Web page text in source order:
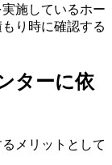
施しているホー
り時に確認する
ターに依
メリットとして